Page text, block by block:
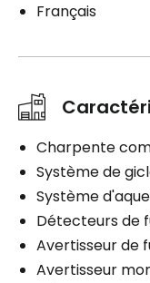
Français
Charpente
Système de
Système
Détecteurs de
Avertisseur de
Avertisseur